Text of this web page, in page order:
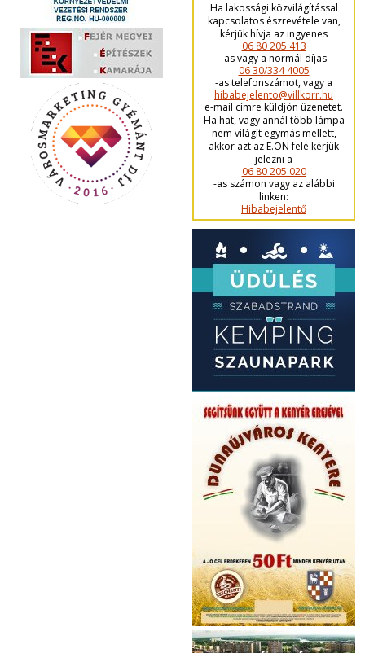
Ha lakossági közvilágítással
kapcsolatos észrevétele van,
kérjük hívja az ingyenes
06 80 205 413
-as vagy a normál díjas
06 30/334 4005
-as telefonszámot, vagy a
hibabejelento@villkorr.hu
e-mail címre küldjön üzenetet.
Ha hat, vagy annál több lámpa
nem világít egymás mellett,
akkor azt az E.ON felé kérjük
jelezni a
06 80 205 020
-as számon vagy az alábbi
linken:
Hibabejelentő